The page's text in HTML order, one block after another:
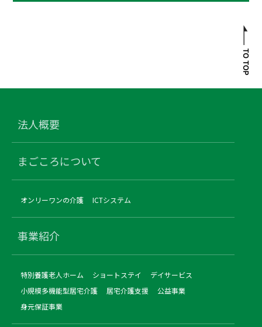
法人概要
まごころについて
オンリーワンの介護 ICTシステム
事業紹介
特別養護老人ホーム ショートステイ
デイサービス
小規模多機能型居宅介護
居宅介護支援
公益事業
身元保証事業